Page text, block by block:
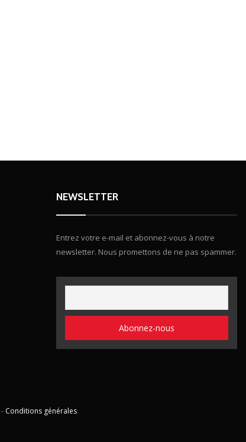
NEWSLETTER
Entrez votre e-mail et abonnez-vous à notre
newsletter. Nous promettons de ne pas spammer.
- Conditions générales